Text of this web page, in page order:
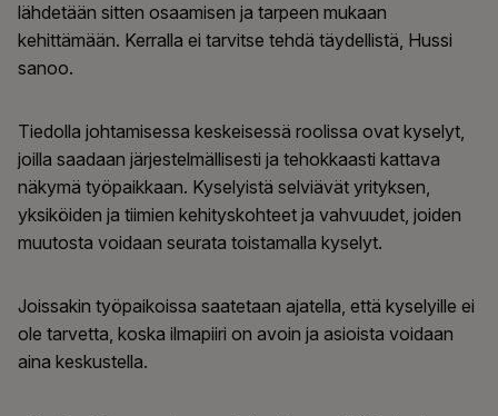
lähdetään sitten osaamisen ja tarpeen mukaan
kehittämään. Kerralla ei tarvitse tehdä täydellistä, Hussi
sanoo.
Tiedolla johtamisessa keskeisessä roolissa ovat kyselyt,
joilla saadaan järjestelmällisesti ja tehokkaasti kattava
näkymä työpaikkaan. Kyselyistä selviävät yrityksen,
yksiköiden ja tiimien kehityskohteet ja vahvuudet, joiden
muutosta voidaan seurata toistamalla kyselyt.
Joissakin työpaikoissa saatetaan ajatella, että kyselyille ei
ole tarvetta, koska ilmapiiri on avoin ja asioista voidaan
aina keskustella.